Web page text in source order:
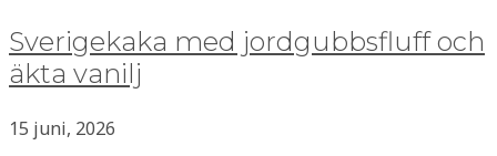
Sverigekaka med jordgubbsfluff och
äkta vanilj
15 juni, 2026